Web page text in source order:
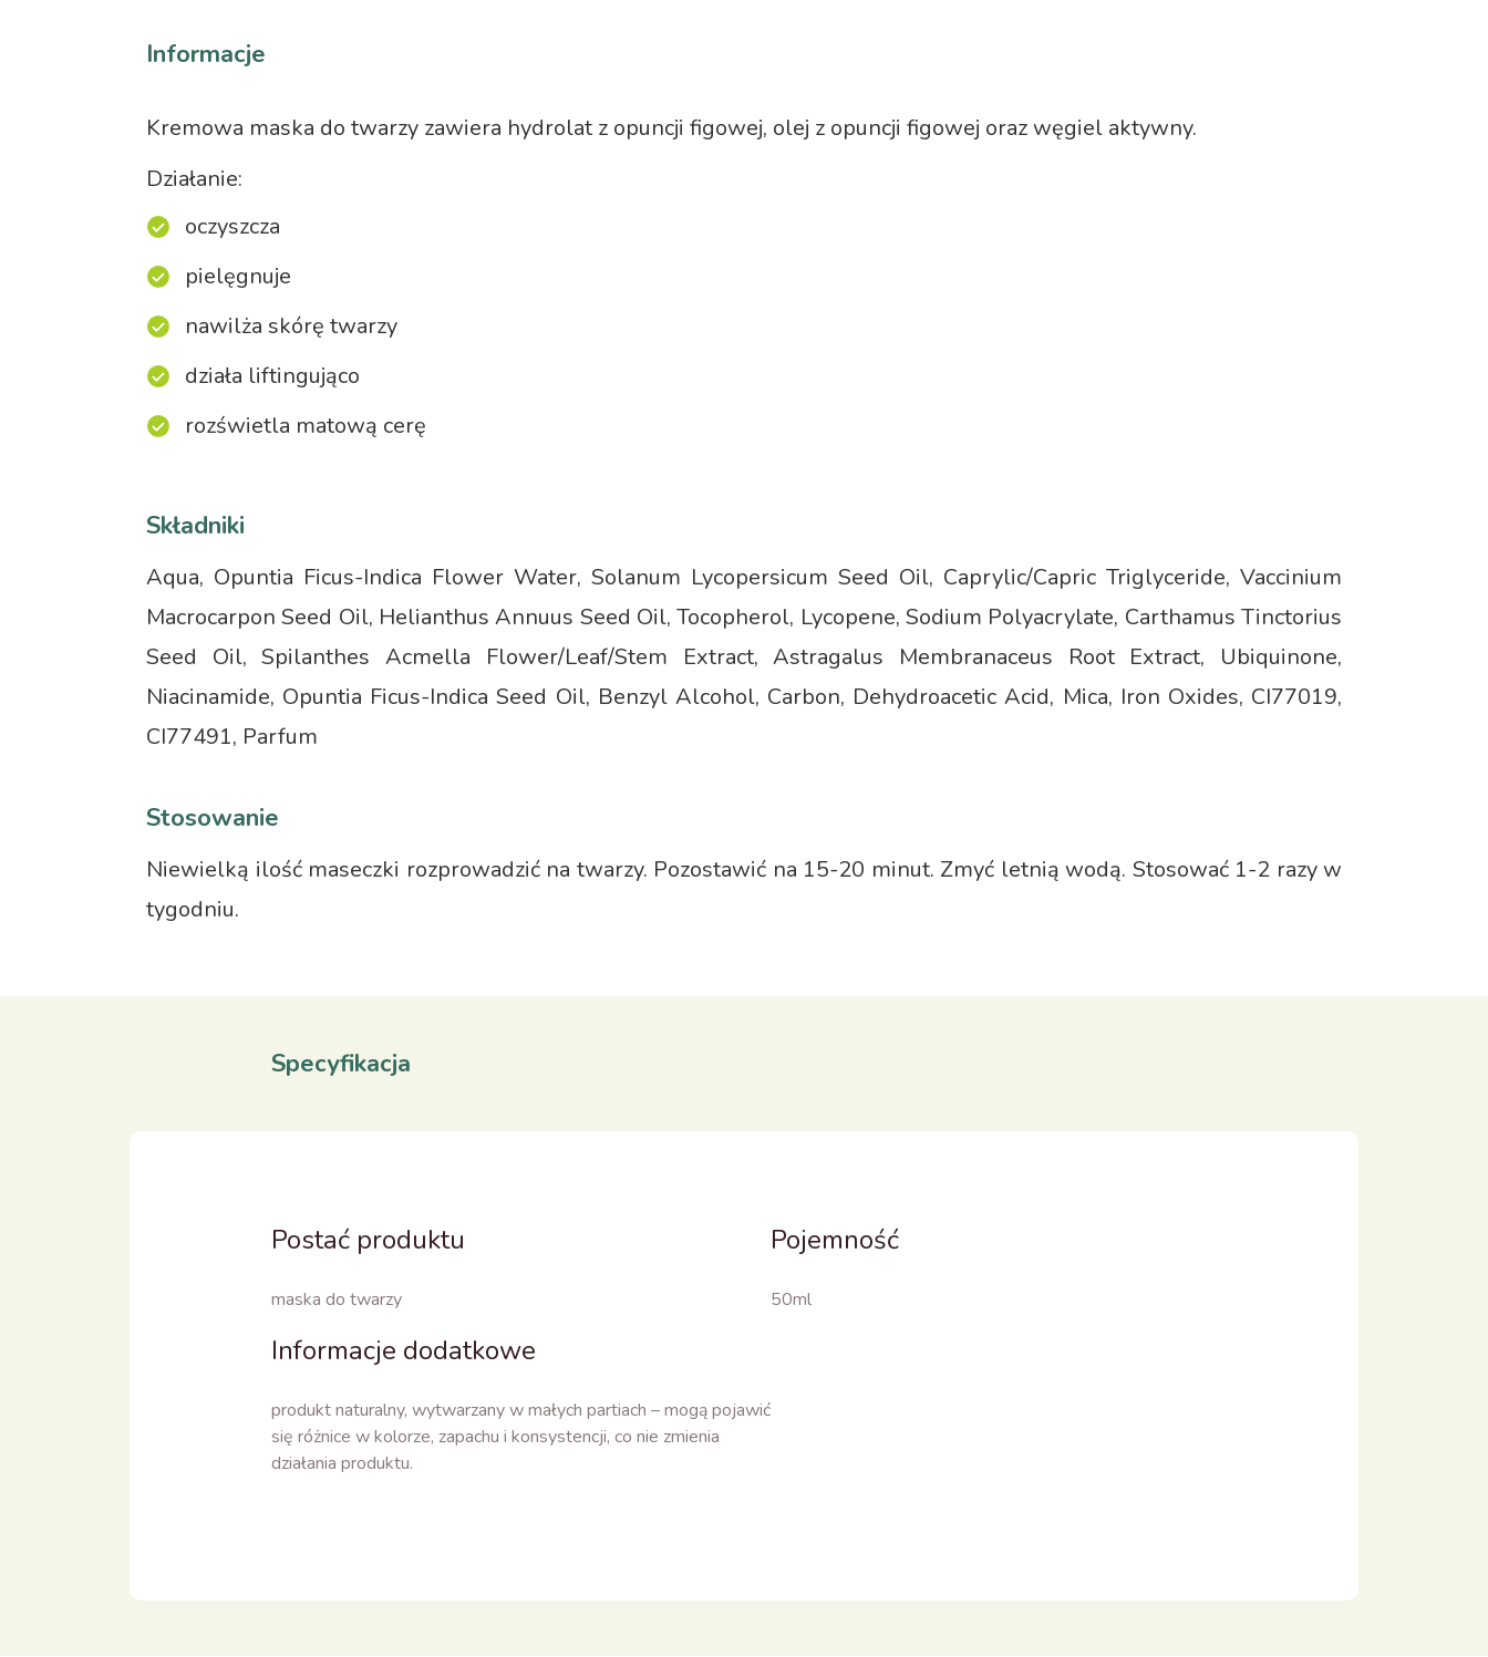
Informacje
Kremowa maska do twarzy zawiera hydrolat z opuncji figowej, olej z opuncji figowej oraz węgiel aktywny.
Działanie:
oczyszcza
pielęgnuje
nawilża skórę twarzy
działa liftingująco
rozświetla matową cerę
Składniki
Aqua, Opuntia Ficus-Indica Flower Water, Solanum Lycopersicum Seed Oil, Caprylic/Capric Triglyceride, Vaccinium
Macrocarpon Seed Oil, Helianthus Annuus Seed Oil, Tocopherol, Lycopene, Sodium Polyacrylate, Carthamus Tinctorius
Seed Oil, Spilanthes Acmella Flower/Leaf/Stem Extract, Astragalus Membranaceus Root Extract, Ubiquinone,
Niacinamide, Opuntia Ficus-Indica Seed Oil, Benzyl Alcohol, Carbon, Dehydroacetic Acid, Mica, Iron Oxides, CI77019,
CI77491, Parfum
Stosowanie
Niewielką ilość maseczki rozprowadzić na twarzy. Pozostawić na 15-20 minut. Zmyć letnią wodą. Stosować 1-2 razy w
tygodniu.
Specyfikacja
Postać produktu
maska do twarzy
Pojemność
50ml
Informacje dodatkowe
produkt naturalny, wytwarzany w małych partiach – mogą pojawić
się różnice w kolorze, zapachu i konsystencji, co nie zmienia
działania produktu.